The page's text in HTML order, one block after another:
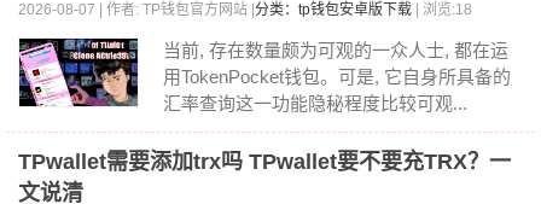
2026-08-07 | 作者: TP钱包官方网站 | 分类：tp钱包安卓版下载 | 浏览:18
当前, 存在数量颇为可观的一众人士, 都在运
用TokenPocket钱包。可是, 它自身所具备的
汇率查询这一功能隐秘程度比较可观...
TPwallet需要添加trx吗 TPwallet要不要充TRX？一
文说清